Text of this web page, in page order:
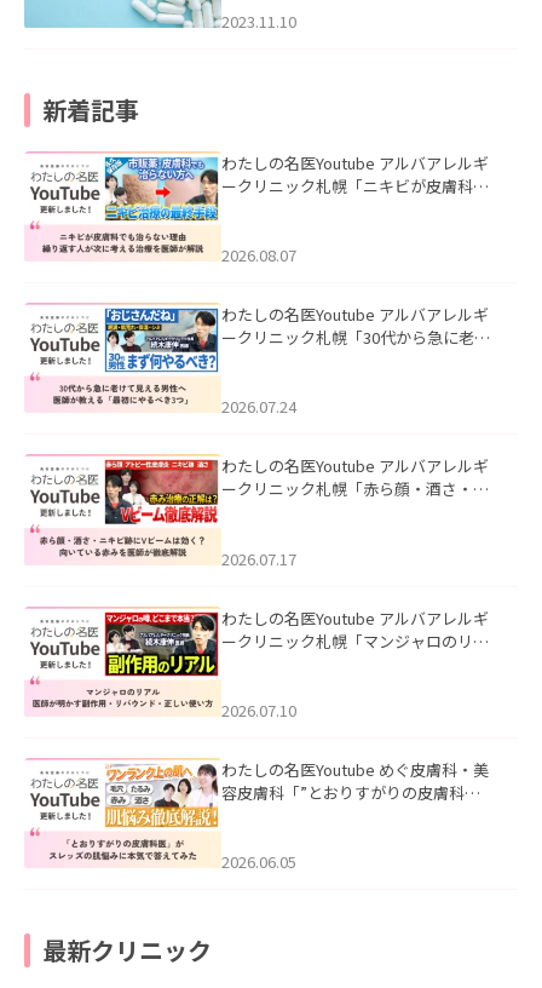
2023.11.10
新着記事
わたしの名医Youtube アルバアレルギ
ークリニック札幌「ニキビが皮膚科で
ました。
2026.08.07
わたしの名医Youtube アルバアレルギ
ークリニック札幌「30代から急に老け
た。
2026.07.24
わたしの名医Youtube アルバアレルギ
ークリニック札幌「赤ら顔・酒さ・ニ
した。
2026.07.17
わたしの名医Youtube アルバアレルギ
ークリニック札幌「マンジャロのリア
た。
2026.07.10
わたしの名医Youtube めぐ皮膚科・美
容皮膚科「”とおりすがりの皮膚科
2026.06.05
最新クリニック